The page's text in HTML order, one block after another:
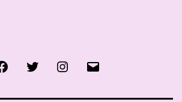
FacebookTwitter Instagram